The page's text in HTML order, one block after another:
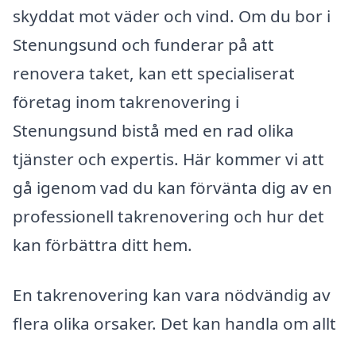
skyddat mot väder och vind. Om du bor i
Stenungsund och funderar på att
renovera taket, kan ett specialiserat
företag inom takrenovering i
Stenungsund bistå med en rad olika
tjänster och expertis. Här kommer vi att
gå igenom vad du kan förvänta dig av en
professionell takrenovering och hur det
kan förbättra ditt hem.
En takrenovering kan vara nödvändig av
flera olika orsaker. Det kan handla om allt